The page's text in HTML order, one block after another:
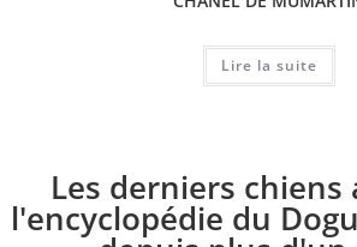
Lire la suite
Les derniers chiens
l'encyclopédie du